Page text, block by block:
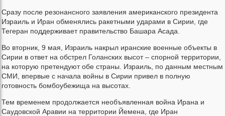
Сразу после резонансного заявления американского президента
Израиль и Иран обменялись ракетными ударами в Сирии, где
Тегеран поддерживает правительство Башара Асада.
Во вторник, 9 мая, Израиль накрыл иранские военные объекты в
Сирии в ответ на обстрел Голанских высот – спорной территории,
на которую претендуют обе страны. Израиль, по данным местным
СМИ, впервые с начала войны в Сирии привел в полную
готовность бомбоубежища на высотах.
Тем временем продолжается необъявленная война Ирана и
Саудовской Аравии на территории Йемена, где Иран